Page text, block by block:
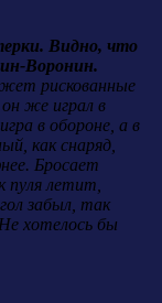
Видно, что
Воронин.
рискованные
же играл в
в обороне, а в
как снаряд,
Бросает
пуля летит,
забыл, так
хотелось бы